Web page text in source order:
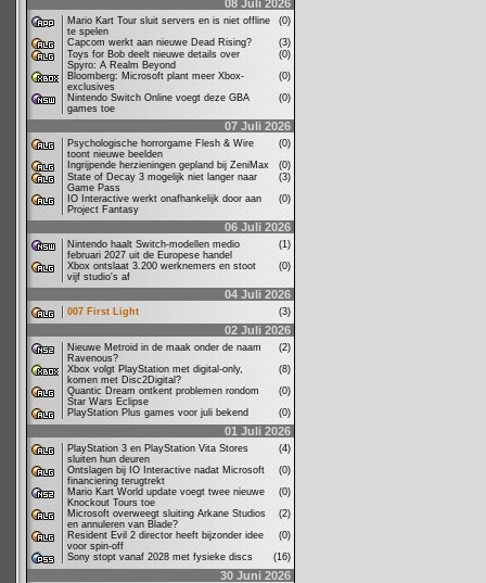
08 Juli 2026
Mario Kart Tour sluit servers en is niet offline
te spelen
(0)
Capcom werkt aan nieuwe Dead Rising?
(3)
Toys for Bob deelt nieuwe details over
Spyro: A Realm Beyond
(0)
Bloomberg: Microsoft plant meer Xbox-
exclusives
(0)
Nintendo Switch Online voegt deze GBA
games toe
(0)
07 Juli 2026
Psychologische horrorgame Flesh & Wire
toont nieuwe beelden
(0)
Ingrijpende herzieningen gepland bij ZeniMax
(0)
State of Decay 3 mogelijk niet langer naar
Game Pass
(3)
IO Interactive werkt onafhankelijk door aan
Project Fantasy
(0)
06 Juli 2026
Nintendo haalt Switch-modellen medio
februari 2027 uit de Europese handel
(1)
Xbox ontslaat 3.200 werknemers en stoot
vijf studio's af
(0)
04 Juli 2026
007 First Light (3)
02 Juli 2026
Nieuwe Metroid in de maak onder de naam
Ravenous?
(2)
Xbox volgt PlayStation met digital-only,
komen met Disc2Digital?
(8)
Quantic Dream ontkent problemen rondom
Star Wars Eclipse
(0)
PlayStation Plus games voor juli bekend
(0)
01 Juli 2026
PlayStation 3 en PlayStation Vita Stores
sluiten hun deuren
(4)
Ontslagen bij IO Interactive nadat Microsoft
financiering terugtrekt
(0)
Mario Kart World update voegt twee nieuwe
Knockout Tours toe
(0)
Microsoft overweegt sluiting Arkane Studios
en annuleren van Blade?
(2)
Resident Evil 2 director heeft bijzonder idee
voor spin-off
(0)
Sony stopt vanaf 2028 met fysieke discs
(16)
30 Juni 2026